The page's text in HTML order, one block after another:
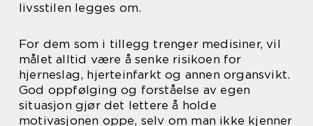
livsstilen legges om.
For dem som i tillegg trenger medisiner, vil
målet alltid være å senke risikoen for
hjerneslag, hjerteinfarkt og annen organsvikt.
God oppfølging og forståelse av egen
situasjon gjør det lettere å holde
motivasjonen oppe, selv om man ikke kjenner